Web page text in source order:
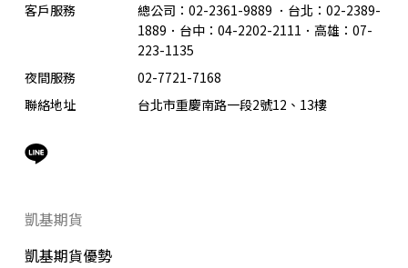
客戶服務 總公司：02-2361-9889 ． 台北：02-2389-
1889．台中：04-2202-2111．高雄：07-
223-1135
夜間服務
02-7721-7168
聯絡地址
台北市重慶南路一段2號12、13樓
凱基期貨
凱基期貨優勢